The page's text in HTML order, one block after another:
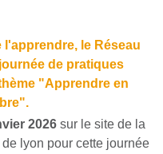
l'apprendre, le Réseau
de pratiques
"Apprendre en
2026 sur le site de la
lyon pour cette journée